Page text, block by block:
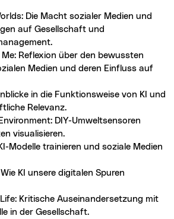
Die Macht sozialer Medien und
auf Gesellschaft und
Reflexion über den bewussten
Medien und deren Einfluss auf
in die Funktionsweise von KI und
Relevanz.
DIY-Umweltsensoren
visualisieren.
Modelle trainieren und soziale Medien
KI unsere digitalen Spuren
Kritische Auseinandersetzung mit
in der Gesellschaft.